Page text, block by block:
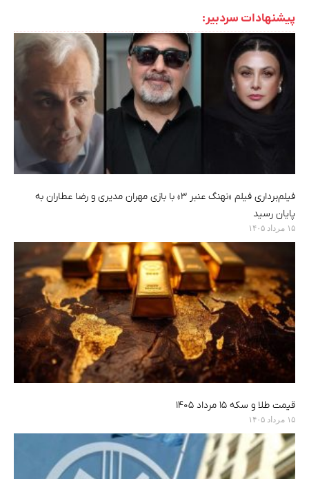
پیشنهادات سردبیر:
فیلم‌‌برداری فیلم «نهنگ عنبر ۳» با بازی مهران مدیری و رضا عطاران به
پایان رسید
۱۵ مرداد ۱۴۰۵
قیمت طلا و سکه ۱۵ مرداد ۱۴۰۵
۱۵ مرداد ۱۴۰۵